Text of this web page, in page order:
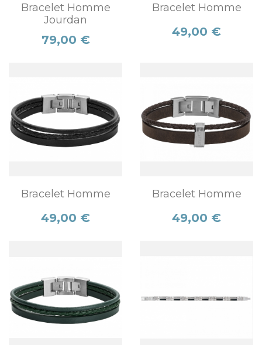
Bracelet Homme
Jourdan
Prix
79,00 €
Bracelet Homme
Prix
49,00 €
Bracelet Homme
Prix
49,00 €
Bracelet Homme
Prix
49,00 €